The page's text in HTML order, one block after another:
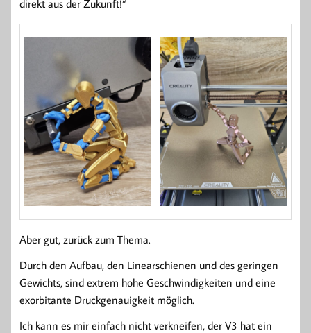
direkt aus der Zukunft!“
Aber gut, zurück zum Thema.
Durch den Aufbau, den Linearschienen und des geringen
Gewichts, sind extrem hohe Geschwindigkeiten und eine
exorbitante Druckgenauigkeit möglich.
Ich kann es mir einfach nicht verkneifen, der V3 hat ein